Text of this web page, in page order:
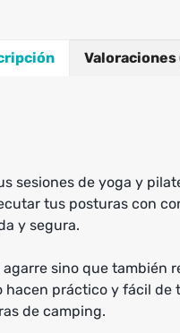
Valoraciones
sesiones de yoga y
tus posturas con
y segura.
sino que también
práctico y fácil
de camping.